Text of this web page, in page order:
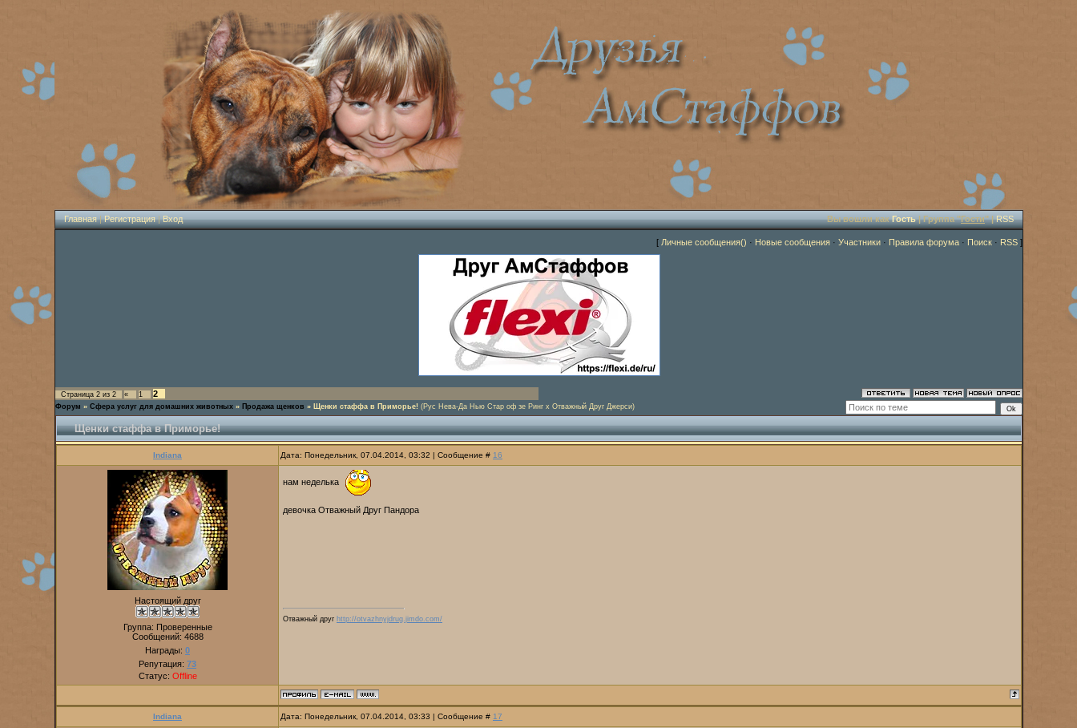
Главная|Регистрация|Вход Вы вошли какГость| Группа "Гости" |RSS
[ Личные сообщения() · Новые сообщения · Участники · Правила форума · Поиск · RSS ]
Страница 2 из 2 « 1 2
Форум » Сфера услуг для домашних животных » Продажа щенков » Щенки стаффа в Приморье! (Рус Нева-Да Нью Стар оф зе Ринг х Отважный Друг Джерси)
Щенки стаффа в Приморье!
Indiana Дата: Понедельник, 07.04.2014, 03:32 | Сообщение # 16
Настоящий друг
Группа: Проверенные
Сообщений: 4688
Награды: 0
Репутация: 73
Статус: Offline
нам неделька
девочка Отважный Друг Пандора
Отважный друг http://otvazhnyjdrug.jimdo.com/
Indiana Дата: Понедельник, 07.04.2014, 03:33 | Сообщение # 17